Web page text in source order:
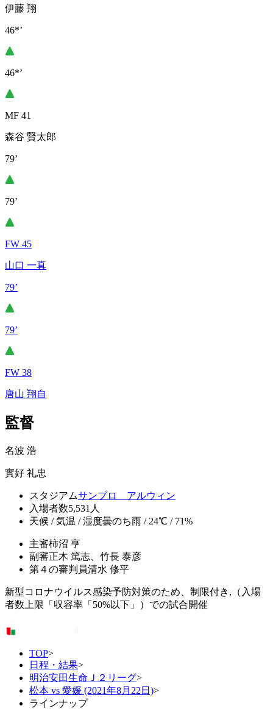
伊藤 翔
46*’
46*’
MF 41
森谷 賢太郎
79’
79’
FW 45
山口 一真
79’
79’
FW 38
唐山 翔自
監督
名波 浩
實好 礼忠
スタジアムサンプロ アルウィン
入場者数5,531人
天候 / 気温 / 湿度曇のち雨 / 24℃ / 71%
主審柿沼 亨
副審正木 篤志、竹長 泰彦
第４の審判員清水 修平
新型コロナウイルス感染予防対策のため、制限付き,（入場
者数上限「収容率「50%以下」）での試合開催
TOP>
日程・結果>
明治安田生命Ｊ２リーグ>
松本 vs 愛媛 (2021年8月22日)>
ラインナップ